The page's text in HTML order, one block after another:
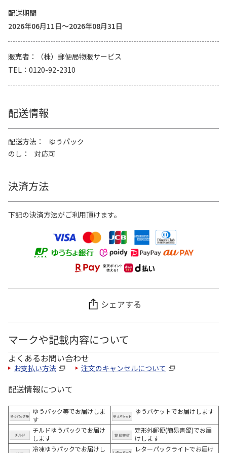
配送期間
2026年06月11日～2026年08月31日
販売者
（株）郵便局物販サービス
TEL
0120-92-2310
配送情報
配送方法
ゆうパック
のし
対応可
決済方法
下記の決済方法がご利用頂けます。
シェアする
マークや記載内容について
よくあるお問い合わせ
お支払い方法 注文のキャンセルについて
配送情報について
ゆうパック等でお届けしま
す
ゆうパケットでお届けします
チルドゆうパックでお届け
します
定形外郵便(簡易書留)でお届
けします
冷凍ゆうパックでお届けし
レターパックライトでお届け